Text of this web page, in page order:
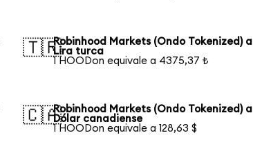
🇹🇷Robinhood Markets (Ondo Tokenized) a
Lira turca
1 HOODon equivale a 4375,37 ₺
🇨🇦Robinhood Markets (Ondo Tokenized) a
Dólar canadiense
1 HOODon equivale a 128,63 $